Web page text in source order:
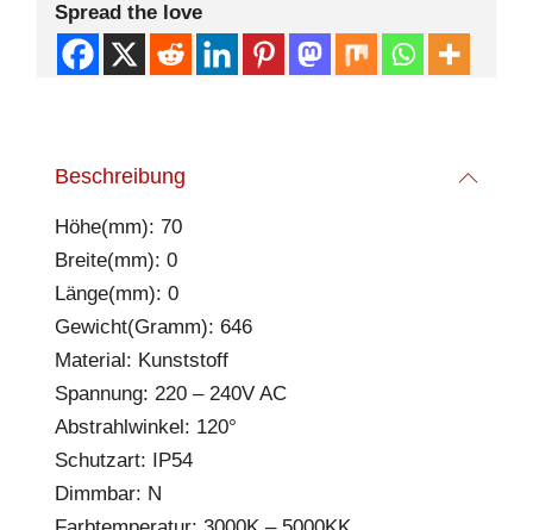
Spread the love
Beschreibung
Höhe(mm): 70
Breite(mm): 0
Länge(mm): 0
Gewicht(Gramm): 646
Material: Kunststoff
Spannung: 220 – 240V AC
Abstrahlwinkel: 120°
Schutzart: IP54
Dimmbar: N